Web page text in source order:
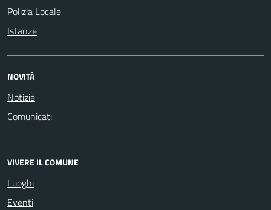
Polizia Locale
Istanze
NOVITÀ
Notizie
Comunicati
VIVERE IL COMUNE
Luoghi
Eventi